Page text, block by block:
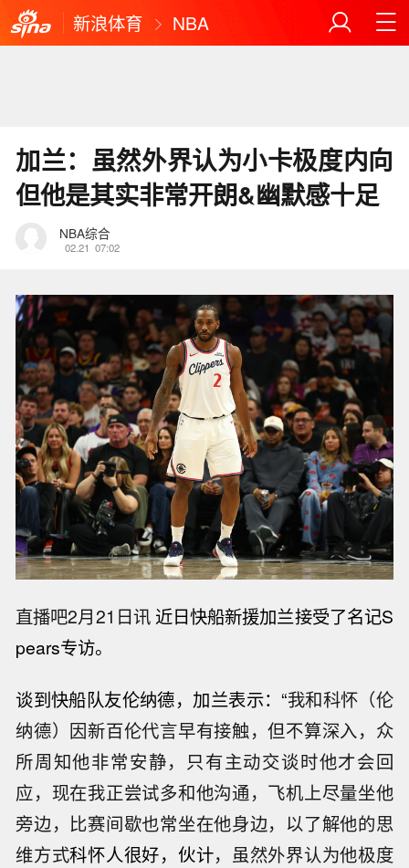
新浪体育 NBA
加兰：虽然外界认为小卡极度内向
但他是其实非常开朗&幽默感十足
NBA综合
02.21 07:02
直播吧2月21日讯 近日快船新援加兰接受了名记S
pears专访。
谈到快船队友伦纳德，加兰表示：“我和科怀（伦
纳德）因新百伦代言早有接触，但不算深入，众
所周知他非常安静，只有主动交谈时他才会回
应，现在我正尝试多和他沟通，飞机上尽量坐他
旁边，比赛间歇也常坐在他身边，以了解他的思
维方式科怀人很好，伙计，虽然外界认为他极度